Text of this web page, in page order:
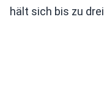
hält sich bis zu